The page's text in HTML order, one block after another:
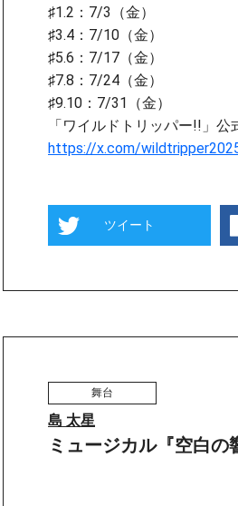
♯1.2：7/3（金）
♯3.4：7/10（金）
♯5.6：7/17（金）
♯7.8：7/24（金）
♯9.10：7/31（金）
「ワイルドトリッパー!!」
https://x.com/
ツイート
舞台
島 太星
ミュージカル『空白の